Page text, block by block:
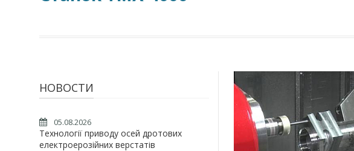
НОВОСТИ
05.08.2026
Технології приводу осей дротових
електроерозійних верстатів